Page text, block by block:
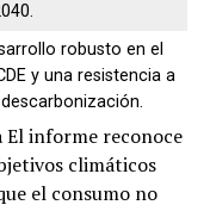
robusto en el
y una resistencia a
El informe reconoce
climáticos
el consumo no